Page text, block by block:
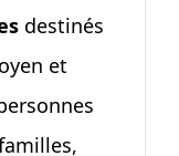
destinés
et